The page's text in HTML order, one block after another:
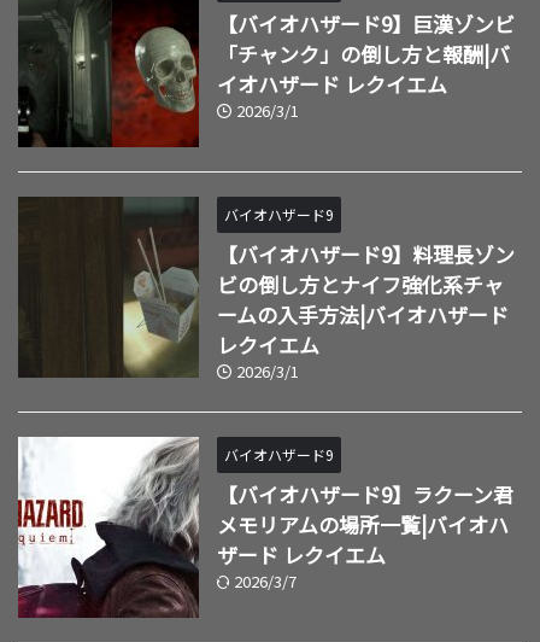
【バイオハザード9】巨漢ゾンビ
「チャンク」の倒し方と報酬|バ
イオハザード レクイエム
2026/3/1
バイオハザード9
【バイオハザード9】料理長ゾン
ビの倒し方とナイフ強化系チャ
ームの入手方法|バイオハザード
レクイエム
2026/3/1
バイオハザード9
【バイオハザード9】ラクーン君
メモリアムの場所一覧|バイオハ
ザード レクイエム
2026/3/7